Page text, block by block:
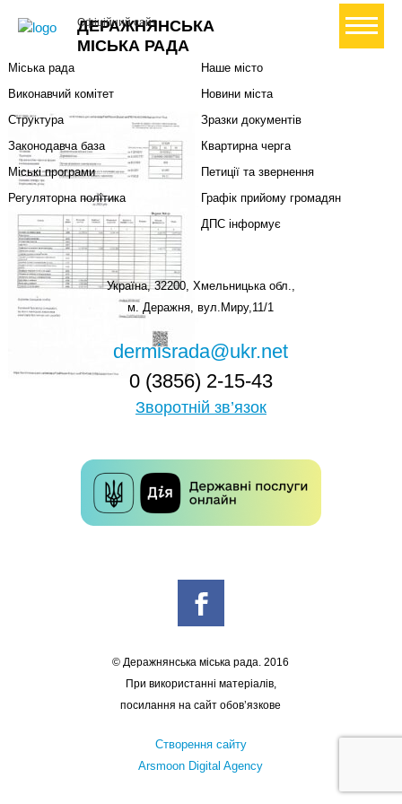
ДЕРАЖНЯНСЬКА
МІСЬКА РАДА
Офіційний сайт+ Створити петицію
Міський голова
Міська рада
Виконавчий комітет
Структура
Законодавча база
Міські програми
Регуляторна політика
Наше місто
Новини міста
Зразки документів
Квартирна черга
Петиції та звернення
Графік прийому громадян
ДПС інформує
Україна, 32200, Хмельницька обл.,
м. Деражня, вул.Миру,11/1
dermisrada@ukr.net
0 (3856) 2-15-43
Зворотній зв’язок
© Деражнянська міська рада. 2016
При використанні матеріалів,
посилання на сайт обов’язкове
Створення сайту
Arsmoon Digital Agency